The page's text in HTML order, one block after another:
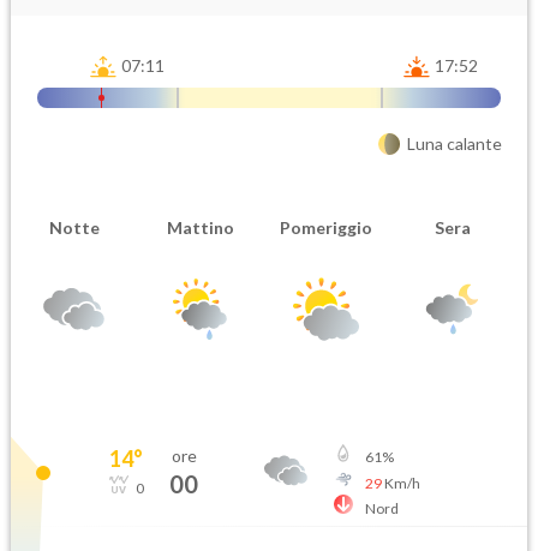
07:11 17:52
Luna calante
Notte Mattino Pomeriggio Sera
14°
0
ore
00
61%
29Km/h
Nord